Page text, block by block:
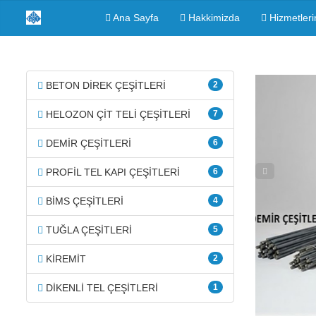
Ana Sayfa Hakkimizda
2
BETON DİREK ÇEŞİTLERİ
7
HELOZON ÇİT TELİ ÇEŞİTLERİ
6
DEMİR ÇEŞİTLERİ
6
PROFİL TEL KAPI ÇEŞİTLERİ
4
BİMS ÇEŞİTLERİ
5
TUĞLA ÇEŞİTLERİ
2
KİREMİT
1
DİKENLİ TEL ÇEŞİTLERİ